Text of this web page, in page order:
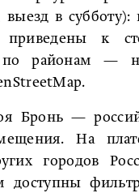
выезд в
к
по районам —
Бронь —
На
городов
доступны